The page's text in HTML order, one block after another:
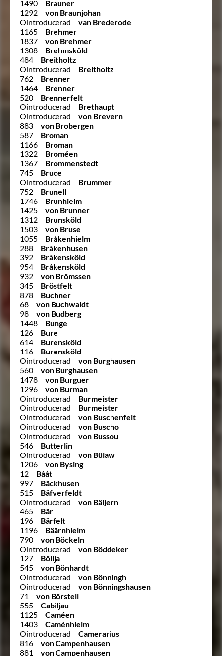
1490
Brauner
1292
von Braunjohan
Ointroducerad
van Brederode
1165
Brehmer
1837
von Brehmer
1308
Brehmsköld
484
Breitholtz
Ointroducerad
Breitholtz
762
Brenner
1464
Brenner
520
Brennerfelt
Ointroducerad
Brethaupt
Ointroducerad
von Brevern
883
von Brobergen
587
Broman
1166
Broman
1322
Broméen
1367
Brommenstedt
745
Bruce
Ointroducerad
Brummer
752
Brunell
1746
Brunhielm
1425
von Brunner
1312
Brunsköld
1503
von Bruse
1055
Bråkenhielm
288
Bråkenhusen
392
Bråkensköld
954
Bråkensköld
932
von Brömssen
345
Bröstfelt
878
Buchner
68
von Buchwaldt
98
von Budberg
1448
Bunge
126
Bure
614
Burensköld
116
Burensköld
Ointroducerad
von Burghausen
560
von Burghausen
1478
von Burguer
1296
von Burman
Ointroducerad
Burmeister
Ointroducerad
Burmeister
Ointroducerad
von Buschenfelt
Ointroducerad
von Buscho
Ointroducerad
von Bussou
546
Butterlin
Ointroducerad
von Bülaw
1206
von Bysing
12
Bååt
997
Bäckhusen
515
Bäfverfeldt
Ointroducerad
von Bäijern
465
Bär
196
Bärfelt
1196
Bäärnhielm
790
von Böckeln
Ointroducerad
von Böddeker
127
Böllja
545
von Bönhardt
Ointroducerad
von Bönningh
Ointroducerad
von Bönningshausen
71
von Börstell
555
Cabiljau
1125
Caméen
1403
Caménhielm
Ointroducerad
Camerarius
816
von Campenhausen
881
von Campenhausen